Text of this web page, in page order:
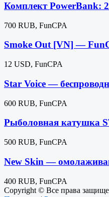
Комплект PowerBank:
700 RUB, FunCPA
Smoke Out [VN] —
12 USD, FunCPA
Star Voice —
600 RUB, FunCPA
Рыболовная катушка
500 RUB, FunCPA
New Skin —
400 RUB, FunCPA
Copyright © Все права